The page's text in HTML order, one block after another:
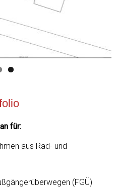
für:
aus Rad- und
(FGÜ)